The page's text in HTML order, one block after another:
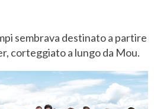
sembrava destinato a partire
corteggiato a lungo da Mou.